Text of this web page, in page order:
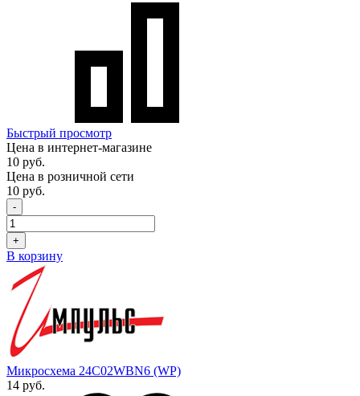
Быстрый просмотр
Цена в интернет-магазине
10 руб.
Цена в розничной сети
10 руб.
-
+
В корзину
Микросхема 24C02WBN6 (WP)
14 руб.